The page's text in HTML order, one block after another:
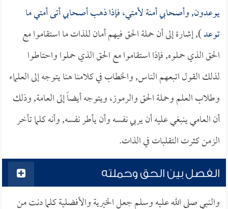
يوعدون, وأصحابي أمنة لأمتي، فإذا ذهب أصحابي أتى أمتي ما
توعد), إشارة إلى أن حملة الحق فيهم أمان للذات ما استقاموا مع
الحق الذي حملوه, فإذا استقاموا مع الحق الذي حملوا واحتاطوا
لذلك القول اتبعهم الناس, والخطاب في كلامنا هنا يتوجه إلى العلماء
وطلاب العلم وحملة الحق والرموز، ويتوجه أيضاً إلى العامة, وذلك
أن العامي ينبغي عليه أن يربي نفسه وأن يأطر نفسه, وأنه كلما تأخر
الزمن كثرت التقلبات في الذات.
الفصل بين الحق وحملته
والنبي صلى الله عليه وسلم جعل الخيرية والأفضلية كلما دنت من